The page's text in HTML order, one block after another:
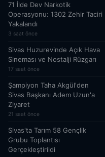
71 İlde Dev Narkotik
Operasyonu: 1302 Zehir Taciri
Yakalandı
3 saat önce
Sivas Huzurevinde Açık Hava
Sineması ve Nostalji Rüzgarı
17 saat önce
Şampiyon Taha Akgül'den
Sivas Başkanı Adem Uzun'a
Ziyaret
21 saat önce
Sivas'ta Tarım 58 Gençlik
Grubu Toplantısı
Gerçekleştirildi